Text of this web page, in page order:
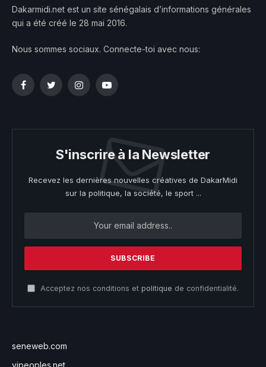
Dakarmidi.net est un site sénégalais d’informations générales
qui a été créé le 28 mai 2016.
Nous sommes sociaux. Connecte-toi avec nous:
FacebookTwitterInstagramYouTube
S'inscrire à la Newsletter
Recevez les dernières nouvelles créatives de DakarMidi
sur la politique, la société, le sport ...
Acceptez nos conditions et politique de confidentialité.
seneweb.com
vipeoples.net